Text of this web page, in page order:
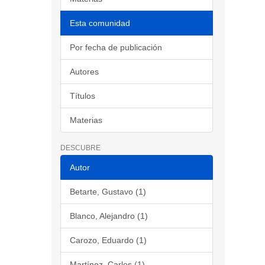
Esta comunidad
Por fecha de publicación
Autores
Títulos
Materias
DESCUBRE
Autor
Betarte, Gustavo (1)
Blanco, Alejandro (1)
Carozo, Eduardo (1)